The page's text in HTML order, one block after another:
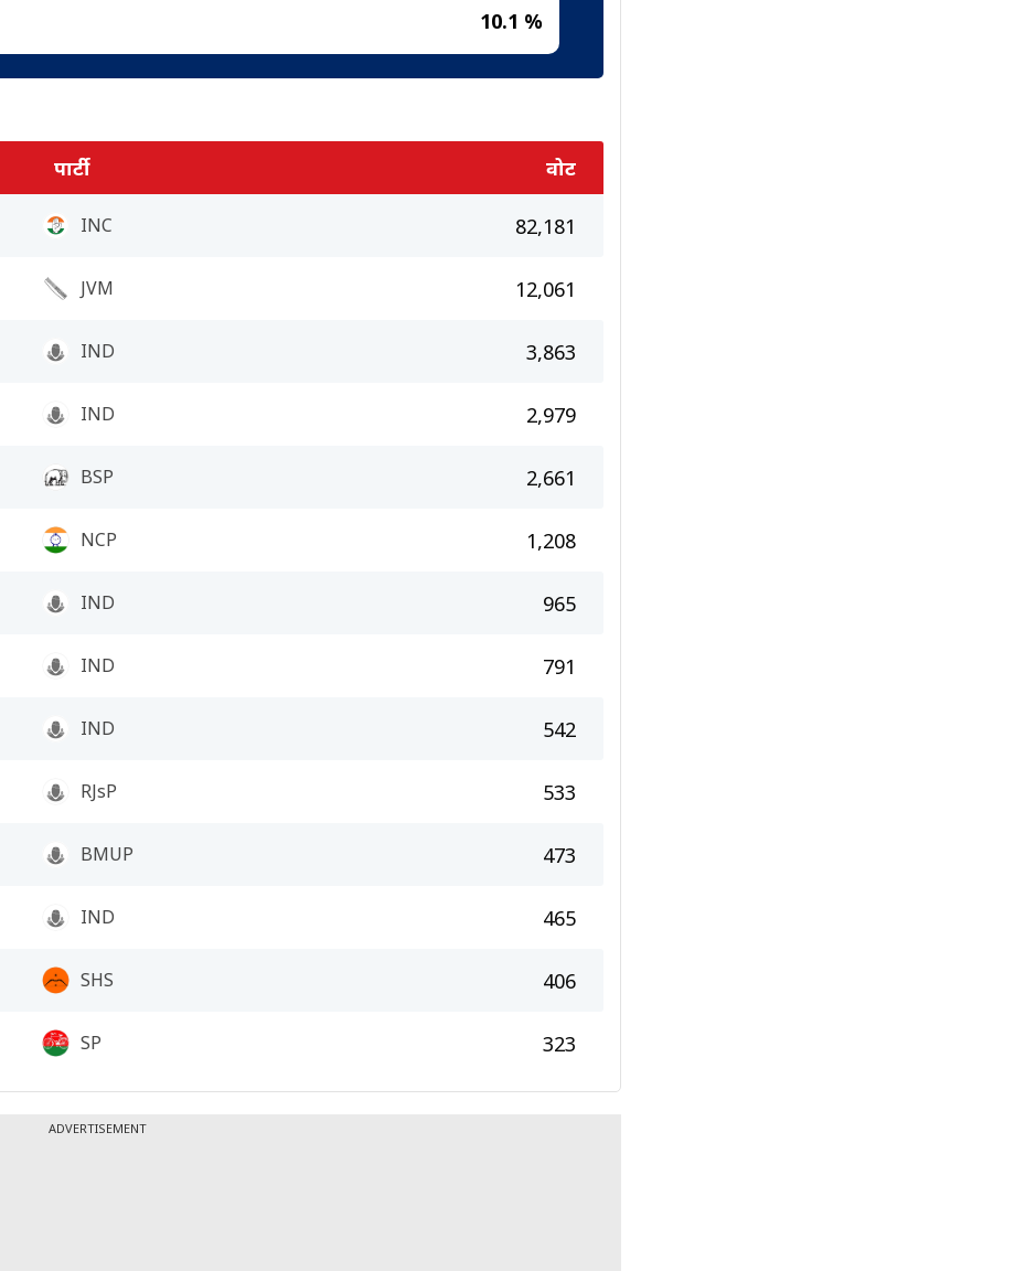
10.1 %
पार्टी वोट
INC 82,181
JVM 12,061
IND 3,863
IND 2,979
BSP 2,661
NCP 1,208
IND 965
IND 791
IND 542
RJsP 533
BMUP 473
IND 465
SHS 406
SP 323
ADVERTISEMENT